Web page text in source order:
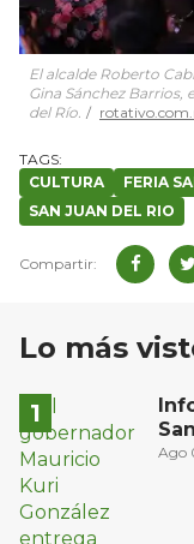
El alcalde Roberto
Gina Sánchez Barrios,
del Río.
CULTURA FERIA
SAN JUAN DEL RIO
Lo más
Ago